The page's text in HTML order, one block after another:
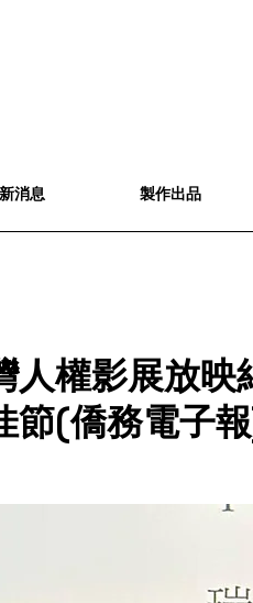
消息 製作出品
人權影展放
節(僑務電子